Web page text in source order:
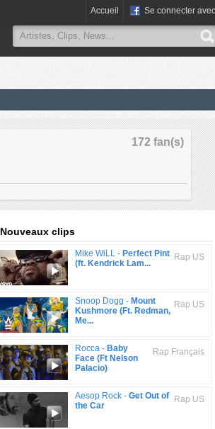
Accueil Se connecter
172 fan(s)
Nouveaux clips
Rap US
Mike WiLL - Perfect Pint
(ft. Kendrick Lam...
Rap US
Snoop Dogg - Mount
Kushmore (Ft. Redman,
Me...
Rap Français
Rocca - Baby
Face (Ft Nelson
Palacio)
Rap US
Aesop Rock - Get Out of
the Car